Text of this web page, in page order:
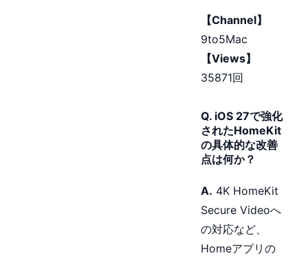
【Channel】
9to5Mac
【Views】
35871回
Q. iOS 27で強化
されたHomeKit
の具体的な改善
点は何か？
A. 4K HomeKit
Secure Videoへ
の対応など、
Homeアプリの